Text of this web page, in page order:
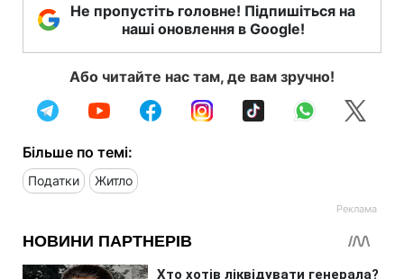
Не пропустіть головне! Підпишіться на
наші оновлення в Google!
Або читайте нас там, де вам зручно!
Більше по темі:
Податки Житло